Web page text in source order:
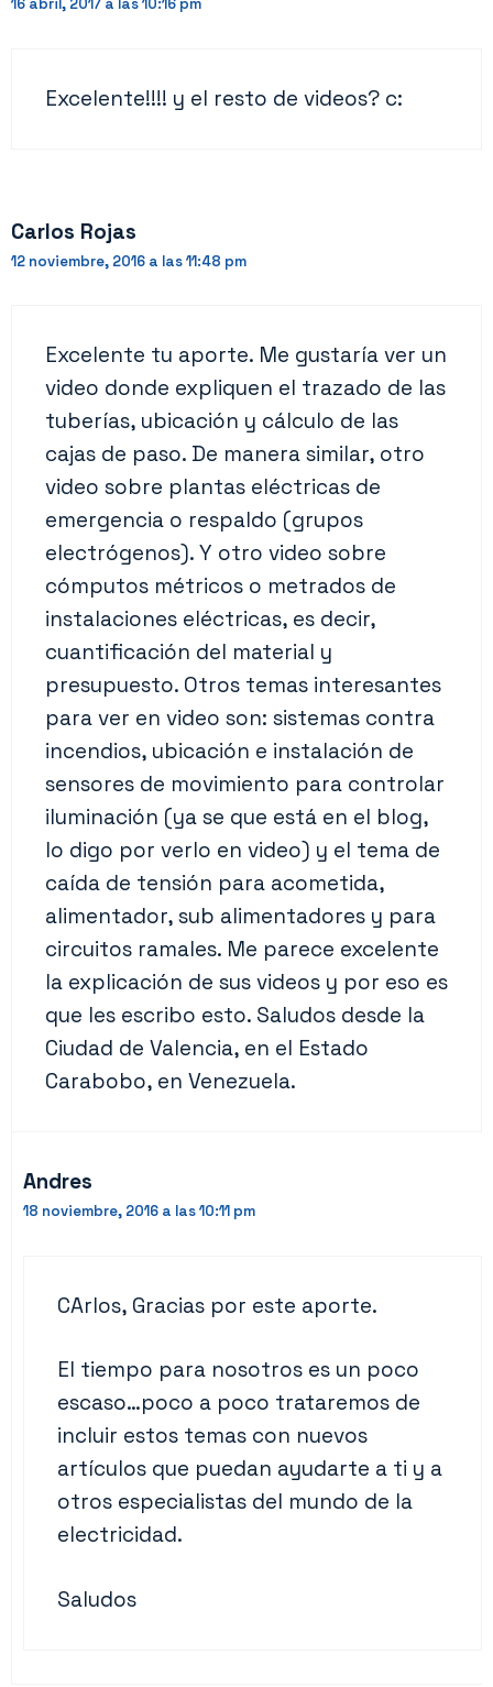
16 abril, 2017 a las 10:16 pm
Excelente!!!! y el resto de videos? c:
Carlos Rojas
12 noviembre, 2016 a las 11:48 pm
Excelente tu aporte. Me gustaría ver un
video donde expliquen el trazado de las
tuberías, ubicación y cálculo de las
cajas de paso. De manera similar, otro
video sobre plantas eléctricas de
emergencia o respaldo (grupos
electrógenos). Y otro video sobre
cómputos métricos o metrados de
instalaciones eléctricas, es decir,
cuantificación del material y
presupuesto. Otros temas interesantes
para ver en video son: sistemas contra
incendios, ubicación e instalación de
sensores de movimiento para controlar
iluminación (ya se que está en el blog,
lo digo por verlo en video) y el tema de
caída de tensión para acometida,
alimentador, sub alimentadores y para
circuitos ramales. Me parece excelente
la explicación de sus videos y por eso es
que les escribo esto. Saludos desde la
Ciudad de Valencia, en el Estado
Carabobo, en Venezuela.
Andres
18 noviembre, 2016 a las 10:11 pm
CArlos, Gracias por este aporte.
El tiempo para nosotros es un poco
escaso…poco a poco trataremos de
incluir estos temas con nuevos
artículos que puedan ayudarte a ti y a
otros especialistas del mundo de la
electricidad.
Saludos